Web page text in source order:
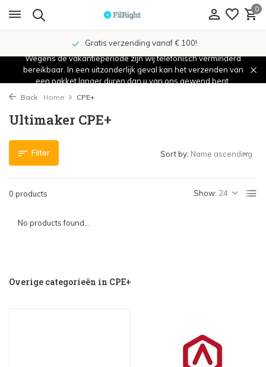
0
Gratis verzending vanaf € 100!
Wegens de vakantieperiode zijn wij telefonisch verminderd
bereikbaar. In een uitzonderlijk geval kan het verzenden van
een pakket langer duren dan u van ons gewend bent.
Back Home CPE+
Ultimaker CPE+
Filter
0 products Show:
Sort by:
No products found...
Overige categorieën in CPE+